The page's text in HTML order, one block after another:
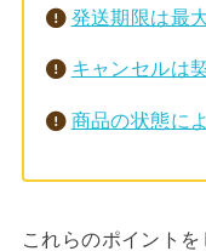
発送期限は最
キャンセルは
商品の状態に
これらのポイント